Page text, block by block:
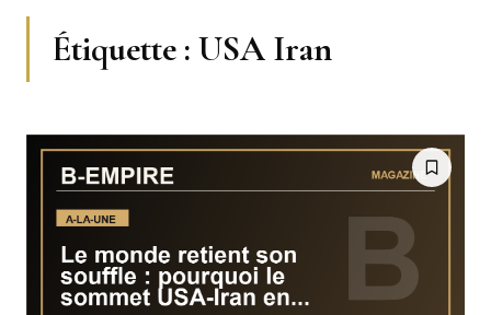
Étiquette : USA Iran